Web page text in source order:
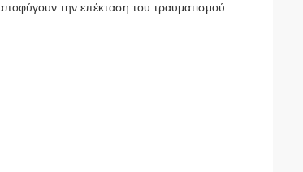
την επέκταση του τραυματισμού